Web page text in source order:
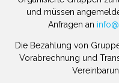
und müssen
Anfragen an
Die Bezahlung von
Vorabrechnung und